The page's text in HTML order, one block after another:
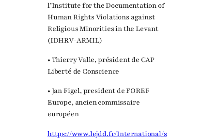
l’Institute for the Documentation of
Human Rights Violations against
Religious Minorities in the Levant
(IDHRV-ARMIL)
• Thierry Valle, président de CAP
Liberté de Conscience
• Jan Figel, president de FOREF
Europe, ancien commissaire
européen
https://www.lejdd.fr/International/s